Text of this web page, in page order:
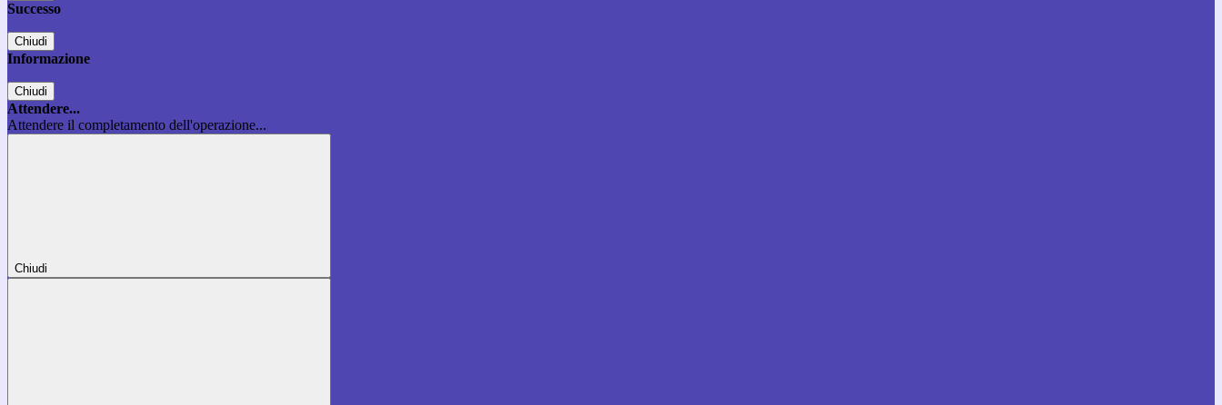
Successo
Chiudi
Informazione
Chiudi
Attendere...
Attendere il completamento dell'operazione...
Chiudi